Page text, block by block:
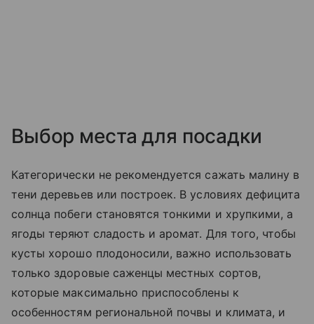
Выбор места для посадки
Категорически не рекомендуется сажать малину в
тени деревьев или построек. В условиях дефицита
солнца побеги становятся тонкими и хрупкими, а
ягоды теряют сладость и аромат. Для того, чтобы
кусты хорошо плодоносили, важно использовать
только здоровые саженцы местных сортов,
которые максимально приспособлены к
особенностям региональной почвы и климата, и